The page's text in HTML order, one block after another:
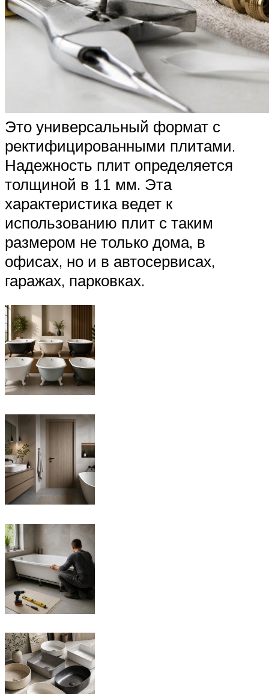
Это универсальный формат с
ректифицированными плитами.
Надежность плит определяется
толщиной в 11 мм. Эта
характеристика ведет к
использованию плит с таким
размером не только дома, в
офисах, но и в автосервисах,
гаражах, парковках.